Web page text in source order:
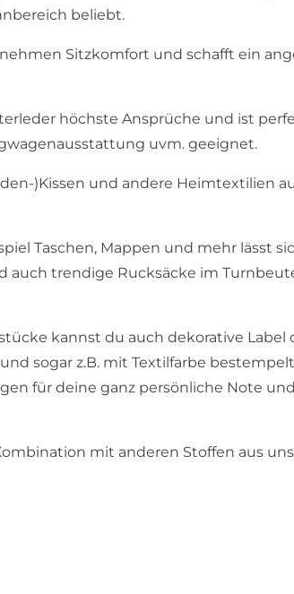
beliebt.
Sitzkomfort und schafft ein
höchste Ansprüche und ist
uvm. geeignet.
)Kissen und andere Heimtextilien
Taschen, Mappen und mehr lässt
auch trendige Rucksäcke im
kannst du auch dekorative Label
sogar z.B. mit Textilfarbe
für deine ganz persönliche Note
mit anderen Stoffen aus